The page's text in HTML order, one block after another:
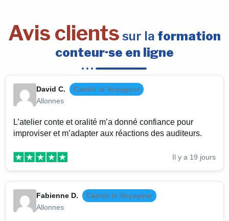
Avis clients sur la formation
conteur·se en ligne
David C.
Cantin le Voyageur
Allonnes
L’atelier conte et oralité m’a donné confiance pour
improviser et m’adapter aux réactions des auditeurs.
Il y a 19 jours
Fabienne D.
Cantin le Voyageur
Allonnes